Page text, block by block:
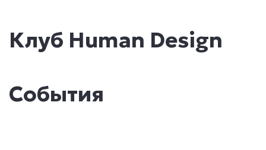
Клуб Human Design
События